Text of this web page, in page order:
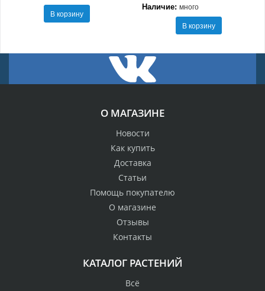
В корзину
Наличие: много
В корзину
О МАГАЗИНЕ
Новости
Как купить
Доставка
Статьи
Помощь покупателю
О магазине
Отзывы
Контакты
КАТАЛОГ РАСТЕНИЙ
Всё